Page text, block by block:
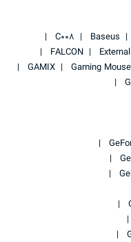
Baseus
C008
FALCON
Gaming Mouse
GAMIX